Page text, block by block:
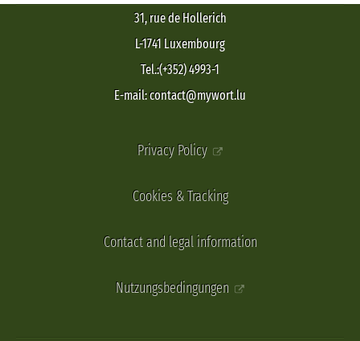
31, rue de Hollerich
L-1741 Luxembourg
Tel.:(+352) 4993-1
E-mail: contact@mywort.lu
Privacy Policy
Cookies & Tracking
Contact and legal information
Nutzungsbedingungen